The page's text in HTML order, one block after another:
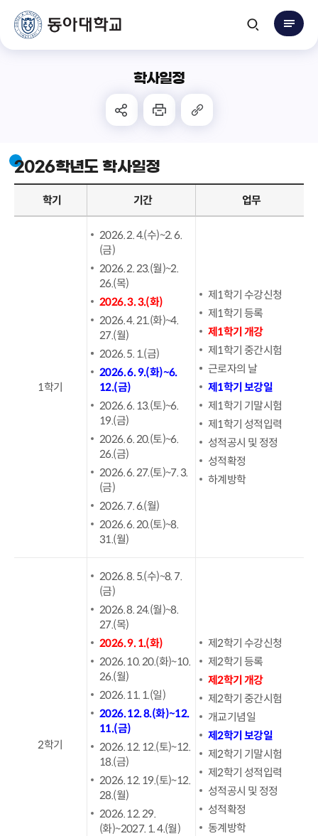
학사일정
2026학년도 학사일정
학기 기간 업무
1학기
2026. 2. 4.(수)~2. 6.
(금)
2026. 2. 23.(월)~2.
26.(목)
2026. 3. 3.(화)
2026. 4. 21.(화)~4.
27.(월)
2026. 5. 1.(금)
2026. 6. 9.(화)~6.
12.(금)
2026. 6. 13.(토)~6.
19.(금)
2026. 6. 20.(토)~6.
26.(금)
2026. 6. 27.(토)~7. 3.
(금)
2026. 7. 6.(월)
2026. 6. 20.(토)~8.
31.(월)
제1학기 수강신청
제1학기 등록
제1학기 개강
제1학기 중간시험
근로자의 날
제1학기 보강일
제1학기 기말시험
제1학기 성적입력
성적공시 및 정정
성적확정
하계방학
2학기
2026. 8. 5.(수)~8. 7.
(금)
2026. 8. 24.(월)~8.
27.(목)
2026. 9. 1.(화)
2026. 10. 20.(화)~10.
26.(월)
2026. 11. 1.(일)
2026. 12. 8.(화)~12.
11.(금)
2026. 12. 12.(토)~12.
18.(금)
2026. 12. 19.(토)~12.
28.(월)
2026. 12. 29.
(화)~2027. 1. 4.(월)
제2학기 수강신청
제2학기 등록
제2학기 개강
제2학기 중간시험
개교기념일
제2학기 보강일
제2학기 기말시험
제2학기 성적입력
성적공시 및 정정
성적확정
동계방학